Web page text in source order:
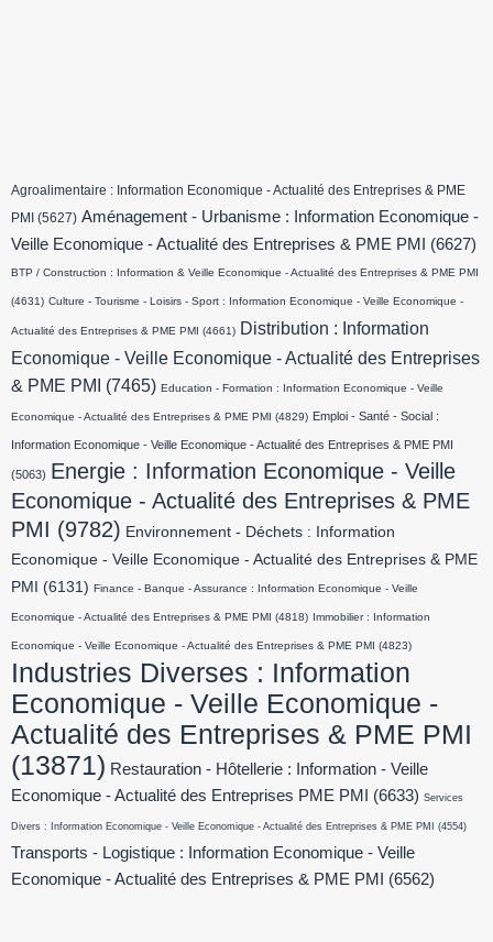
Agroalimentaire : Information Economique - Actualité des Entreprises & PME
PMI (5627) Aménagement - Urbanisme : Information Economique -
Veille Economique - Actualité des Entreprises & PME PMI
(6627)
BTP / Construction : Information & Veille Economique - Actualité des Entreprises & PME PMI
(4631) Culture - Tourisme - Loisirs - Sport : Information Economique - Veille Economique -
Actualité des Entreprises & PME PMI (4661) Distribution : Information
Economique - Veille Economique - Actualité des Entreprises
& PME PMI
(7465) Education - Formation : Information Economique - Veille
Economique - Actualité des Entreprises & PME PMI (4829) Emploi - Santé - Social :
Information Economique - Veille Economique - Actualité des Entreprises & PME PMI
(5063) Energie : Information Economique - Veille
Economique - Actualité des Entreprises & PME
PMI (9782) Environnement - Déchets : Information
Economique - Veille Economique - Actualité des Entreprises & PME
PMI
(6131) Finance - Banque - Assurance : Information Economique - Veille
Economique - Actualité des Entreprises & PME PMI (4818) Immobilier : Information
Economique - Veille Economique - Actualité des Entreprises & PME PMI (4823)
Industries Diverses : Information
Economique - Veille Economique -
Actualité des Entreprises & PME PMI
(13871) Restauration - Hôtellerie : Information - Veille
Economique - Actualité des Entreprises PME PMI
(6633) Services
Divers : Information Economique - Veille Economique - Actualité des Entreprises & PME PMI (4554)
Transports - Logistique : Information Economique - Veille
Economique - Actualité des Entreprises & PME PMI
(6562)